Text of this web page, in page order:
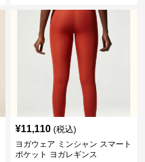
¥11,110 (税込)
ヨガウェア ミンシャン スマート
ポケット ヨガレギンス